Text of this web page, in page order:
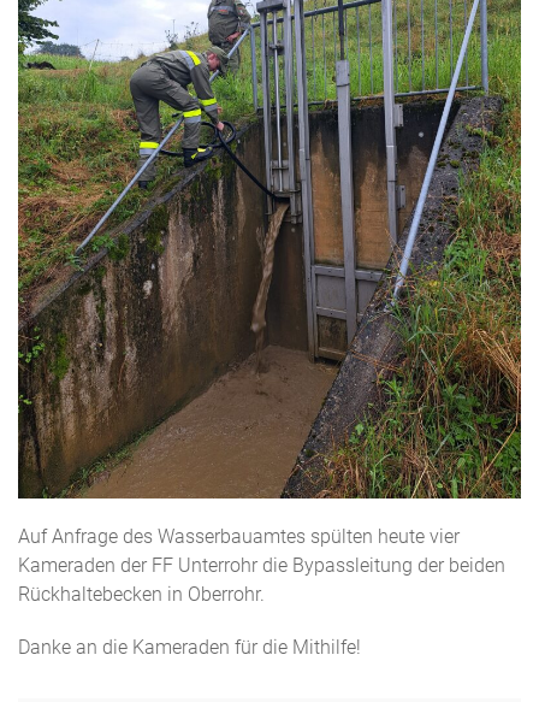
Auf Anfrage des Wasserbauamtes spülten heute vier
Kameraden der FF Unterrohr die Bypassleitung der beiden
Rückhaltebecken in Oberrohr.
Danke an die Kameraden für die Mithilfe!